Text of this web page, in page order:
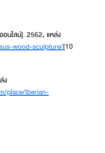
นไลน์]. 2562, แหล่ง
wood-sculpture/[10
ง
place/Iberian-